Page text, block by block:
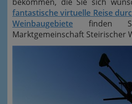
fantastische virtuelle Reise
Weinbaugebiete finden
Marktgemeinschaft Steirischer